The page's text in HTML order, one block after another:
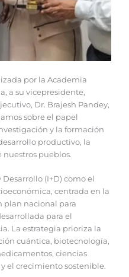
por la Academia
a su vicepresidente,
Dr. Brajesh Pandey,
sobre el papel
y la formación
productivo, la
pueblos.
(I+D) como el
centrada en la
plan nacional para
para el
La estrategia prioriza la
cuántica, biotecnología,
ciencias
el crecimiento sostenible.